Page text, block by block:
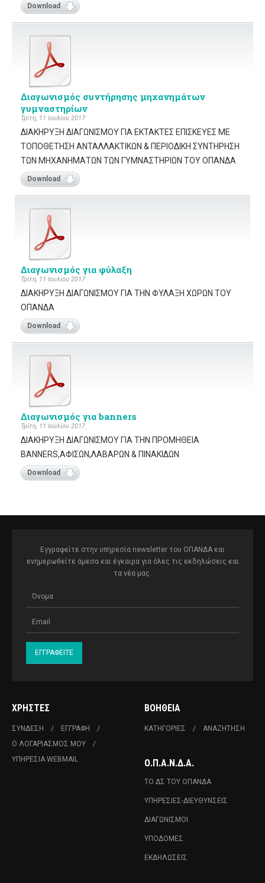
Download
Διαγωνισμός συντήρησης μηχανημάτων
γυμναστηρίων
Τρίτη, 11 Ιουλίου 2017
ΔΙΑΚΗΡΥΞΗ ΔΙΑΓΩΝΙΣΜΟΥ ΓΙΑ ΕΚΤΑΚΤΕΣ ΕΠΙΣΚΕΥΕΣ ΜΕ
ΤΟΠΟΘΕΤΗΣΗ ΑΝΤΑΛΛΑΚΤΙΚΩΝ & ΠΕΡΙΟΔΙΚΗ ΣΥΝΤΗΡΗΣΗ
ΤΩΝ ΜΗΧΑΝΗΜΑΤΩΝ ΤΩΝ ΓΥΜΝΑΣΤΗΡΙΩΝ ΤΟΥ ΟΠΑΝΔΑ
Download
Διαγωνισμός για φύλαξη
Τρίτη, 11 Ιουλίου 2017
ΔΙΑΚΗΡΥΞΗ ΔΙΑΓΩΝΙΣΜΟΥ ΓΙΑ ΤΗΝ ΦΥΛΑΞΗ ΧΩΡΩΝ ΤΟΥ
ΟΠΑΝΔΑ
Download
Διαγωνισμός για banners
Τρίτη, 11 Ιουλίου 2017
ΔΙΑΚΗΡΥΞΗ ΔΙΑΓΩΝΙΣΜΟΥ ΓΙΑ ΤΗΝ ΠΡΟΜΗΘΕΙΑ
BANNERS,ΑΦΙΣΩΝ,ΛΑΒΑΡΩΝ & ΠΙΝΑΚΙΔΩΝ
Download
Εγγραφείτε στην υπηρεσία newsletter του ΟΠΑΝΔΑ και
ενημερωθείτε άμεσα και έγκαιρα για όλες τις εκδηλώσεις και
τα νέα μας.
ΧΡΉΣΤΕΣ
ΣΎΝΔΕΣΗ
ΕΓΓΡΑΦΉ
Ο ΛΟΓΑΡΙΑΣΜΌΣ ΜΟΥ
ΥΠΗΡΕΣΊΑ WEBMAIL
ΒΟΉΘΕΙΑ
ΚΑΤΗΓΟΡΊΕΣ ΑΝΑΖΉΤΗΣΗ
Ο.Π.Α.Ν.Δ.Α.
ΤΟ ΔΣ ΤΟΥ ΟΠΑΝΔΑ
ΥΠΗΡΕΣΊΕΣ-ΔΙΕΥΘΎΝΣΕΙΣ
ΔΙΑΓΩΝΙΣΜΟΊ
ΥΠΟΔΟΜΈΣ
ΕΚΔΗΛΏΣΕΙΣ